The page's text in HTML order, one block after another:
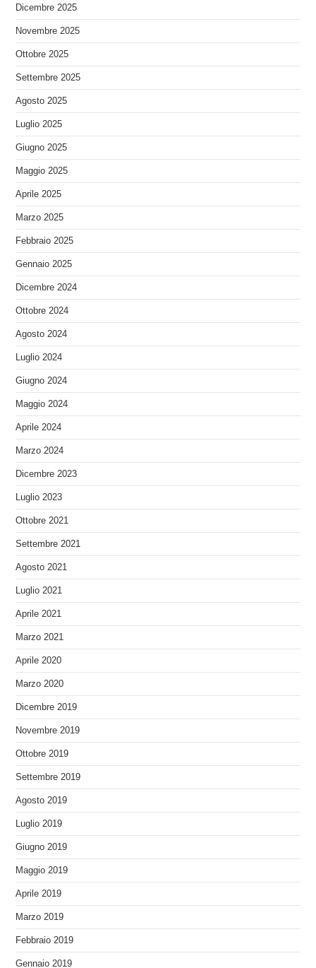
Dicembre 2025
Novembre 2025
Ottobre 2025
Settembre 2025
Agosto 2025
Luglio 2025
Giugno 2025
Maggio 2025
Aprile 2025
Marzo 2025
Febbraio 2025
Gennaio 2025
Dicembre 2024
Ottobre 2024
Agosto 2024
Luglio 2024
Giugno 2024
Maggio 2024
Aprile 2024
Marzo 2024
Dicembre 2023
Luglio 2023
Ottobre 2021
Settembre 2021
Agosto 2021
Luglio 2021
Aprile 2021
Marzo 2021
Aprile 2020
Marzo 2020
Dicembre 2019
Novembre 2019
Ottobre 2019
Settembre 2019
Agosto 2019
Luglio 2019
Giugno 2019
Maggio 2019
Aprile 2019
Marzo 2019
Febbraio 2019
Gennaio 2019